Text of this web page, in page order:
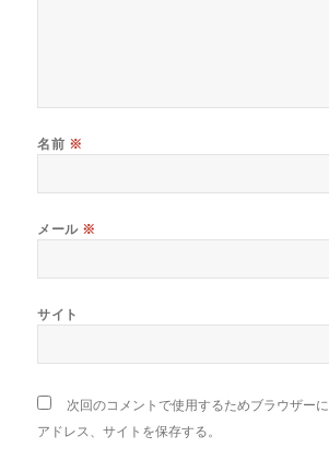
名前 ※
メール ※
サイト
次回のコメントで使用するためブラウザー
アドレス、サイトを保存する。